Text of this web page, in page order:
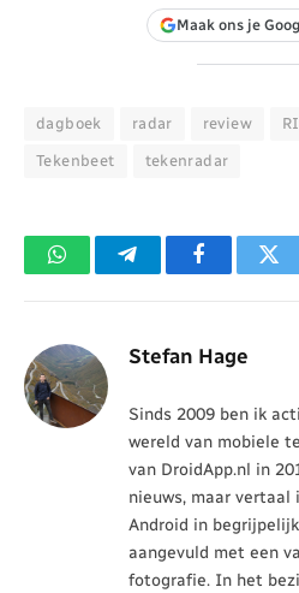
Maak ons je
dagboek radar review
Tekenbeet tekenradar
WhatsAppTelegramFacebook
Stefan Hage
Sinds 2009 ben ik
wereld van mobiele
van DroidApp.nl in
nieuws, maar vertaal
Android in
aangevuld met een
fotografie. In het